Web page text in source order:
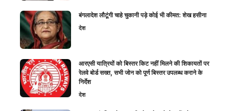
बंगलादेश लौटूंगी चाहे चुकानी पड़े कोई भी कीमत: शेख हसीना
देश
आरएसी यात्रियों को बिस्तर किट नहीं मिलने की शिकायतों पर
रेलवे बोर्ड सख्त, सभी जोन को पूर्ण बिस्तर उपलब्ध कराने के
निर्देश
देश